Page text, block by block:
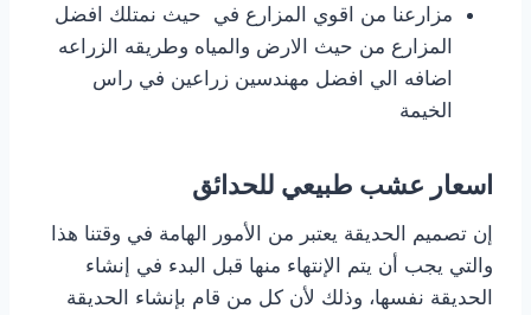
مزارعنا من اقوي المزارع في حيث نمتلك افضل
المزارع من حيث الارض والمياه وطريقه الزراعه
اضافه الي افضل مهندسين زراعين في راس
الخيمة
اسعار عشب طبيعي للحدائق
إن تصميم الحديقة يعتبر من الأمور الهامة في وقتنا هذا
والتي يجب أن يتم الإنتهاء منها قبل البدء في إنشاء
الحديقة نفسها، وذلك لأن كل من قام بإنشاء الحديقة